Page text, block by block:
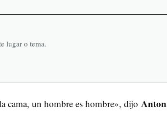
lugar o tema.
cama, un hombre es hombre», dijo